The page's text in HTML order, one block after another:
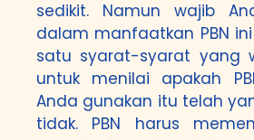
sedikit. Namun wajib
dalam manfaatkan PBN
satu syarat-syarat yang
untuk menilai apakah
Anda gunakan itu telah
tidak. PBN harus